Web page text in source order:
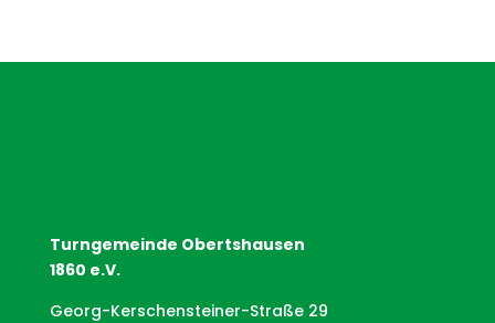
Turngemeinde Obertshausen
1860 e.V.
Georg-Kerschensteiner-Straße 29